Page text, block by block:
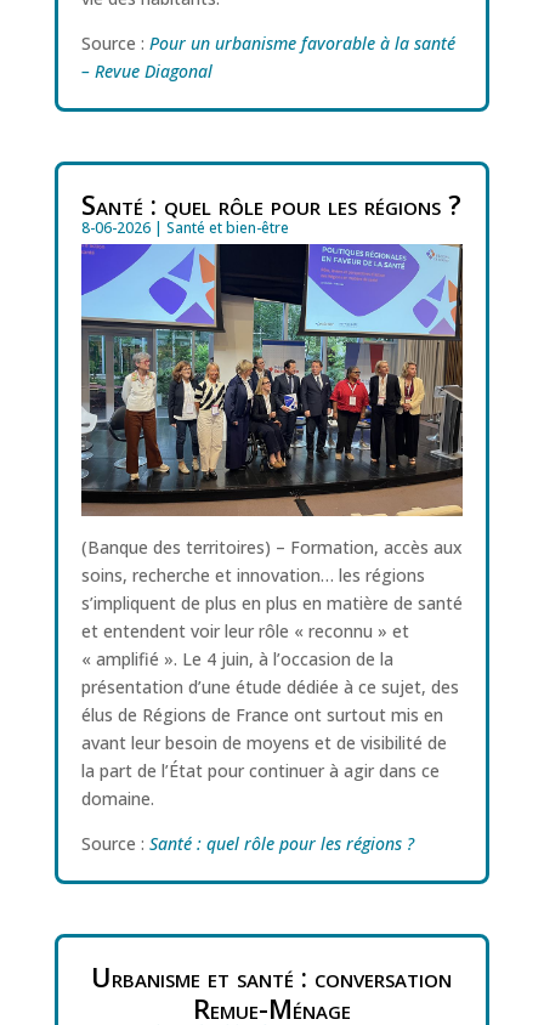
Source : Pour un urbanisme favorable à la santé
– Revue Diagonal
Santé : quel rôle pour les régions ?
8-06-2026| Santé et bien-être
(Banque des territoires) – Formation, accès aux
soins, recherche et innovation… les régions
s’impliquent de plus en plus en matière de santé
et entendent voir leur rôle « reconnu » et
« amplifié ». Le 4 juin, à l’occasion de la
présentation d’une étude dédiée à ce sujet, des
élus de Régions de France ont surtout mis en
avant leur besoin de moyens et de visibilité de
la part de l’État pour continuer à agir dans ce
domaine.
Source : Santé : quel rôle pour les régions ?
Urbanisme et santé : conversation
Remue-Ménage